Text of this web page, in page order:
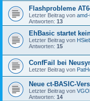
Flashprobleme
Letzter Beitrag von
Antworten: 13
EhBasic startet
Letzter Beitrag von
Antworten: 15
ConfFail bei
Letzter Beitrag von
Neue ct-BASIC-
Letzter Beitrag von
Antworten: 14